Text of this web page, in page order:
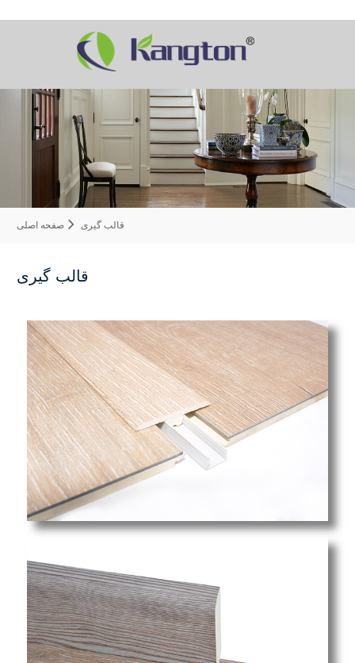
صفحه اصلی قالب گیری
قالب گیری